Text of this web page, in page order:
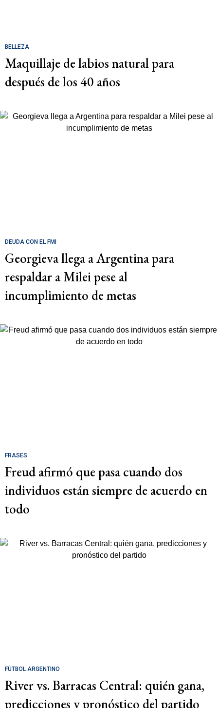
BELLEZA
Maquillaje de labios natural para
después de los 40 años
DEUDA CON EL FMI
Georgieva llega a Argentina para
respaldar a Milei pese al
incumplimiento de metas
FRASES
Freud afirmó que pasa cuando dos
individuos están siempre de acuerdo en
todo
FÚTBOL ARGENTINO
River vs. Barracas Central: quién gana,
predicciones y pronóstico del partido